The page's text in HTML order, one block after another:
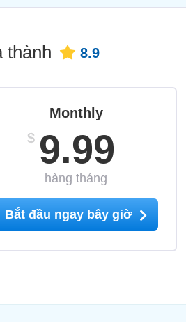
thành 8.9
Monthly
$ 9.99
hàng tháng
Bắt đầu ngay bây giờ